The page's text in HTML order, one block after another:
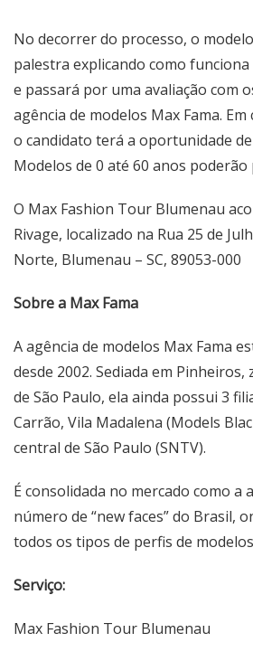
No decorrer do processo, o
palestra explicando como
e passará por uma avaliação com
agência de modelos Max Fama.
o candidato terá a oportunidade
Modelos de 0 até 60 anos
O Max Fashion Tour Blumenau
Rivage, localizado na Rua 25 de
Norte, Blumenau – SC, 89053-000
Sobre a Max Fama
A agência de modelos Max Fama
desde 2002. Sediada em
de São Paulo, ela ainda possui 3
Carrão, Vila Madalena (Models
central de São Paulo (SNTV).
É consolidada no mercado como a
número de “new faces” do Brasil,
todos os tipos de perfis de
Serviço:
Max Fashion Tour Blumenau